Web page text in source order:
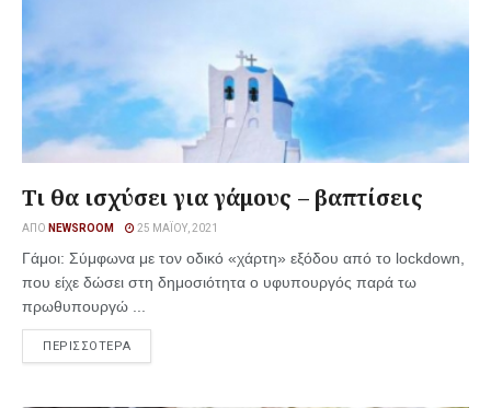
Tι θα ισχύσει για γάμους – βαπτίσεις
ΑΠΌ NEWSROOM 25 ΜΑΪ́ΟΥ, 2021
Γάμοι: Σύμφωνα με τον οδικό «χάρτη» εξόδου από το lockdown,
που είχε δώσει στη δημοσιότητα ο υφυπουργός παρά τω
πρωθυπουργώ ...
ΠΕΡΙΣΣΟΤΕΡΑ